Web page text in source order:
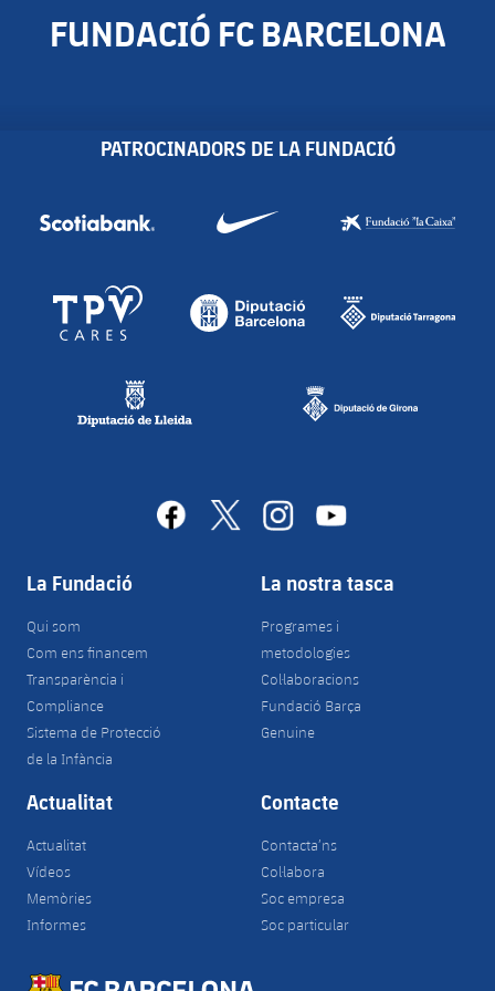
FUNDACIÓ FC BARCELONA
PATROCINADORS DE LA FUNDACIÓ
facebook
x instagramyoutube
La Fundació
Qui som
Com ens financem
Transparència i
Compliance
Sistema de Protecció
de la Infància
La nostra tasca
Programes i
metodologies
Col·laboracions
Fundació Barça
Genuine
Actualitat
Actualitat
Vídeos
Memòries
Informes
Contacte
Contacta’ns
Col·labora
Soc empresa
Soc particular